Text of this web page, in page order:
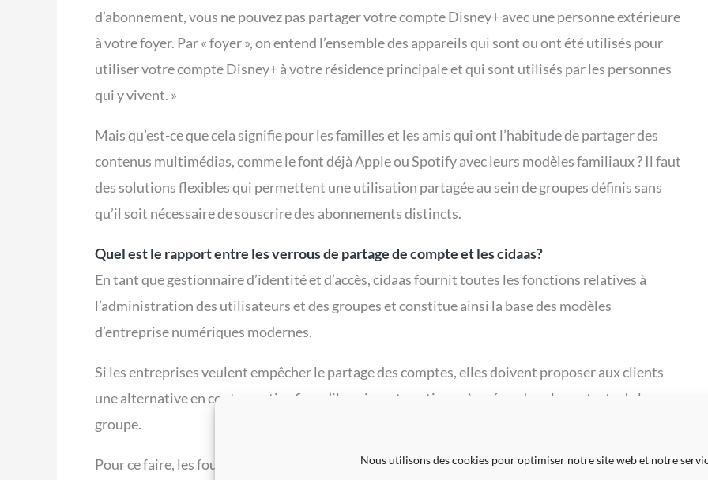
Nous utilisons des cookies pour optimiser notre site web et notre
d’abonnement, vous ne pouvez pas partager votre compte Disney+ avec une personne extérieure
à votre foyer. Par « foyer », on entend l’ensemble des appareils qui sont ou ont été utilisés pour
utiliser votre compte Disney+ à votre résidence principale et qui sont utilisés par les personnes
qui y vivent. »
Mais qu’est-ce que cela signifie pour les familles et les amis qui ont l’habitude de partager des
contenus multimédias, comme le font déjà Apple ou Spotify avec leurs modèles familiaux ? Il faut
des solutions flexibles qui permettent une utilisation partagée au sein de groupes définis sans
qu’il soit nécessaire de souscrire des abonnements distincts.
Quel est le rapport entre les verrous de partage de compte et les cidaas?
En tant que gestionnaire d’identité et d’accès, cidaas fournit toutes les fonctions relatives à
l’administration des utilisateurs et des groupes et constitue ainsi la base des modèles
d’entreprise numériques modernes.
Si les entreprises veulent empêcher le partage des comptes, elles doivent proposer aux clients
une alternative en contrepartie afin qu’ils puissent continuer à opérer dans le contexte de leur
groupe.
Pour ce faire, les fournisseurs de services ne peuvent plus se contenter de reconnaître un compte